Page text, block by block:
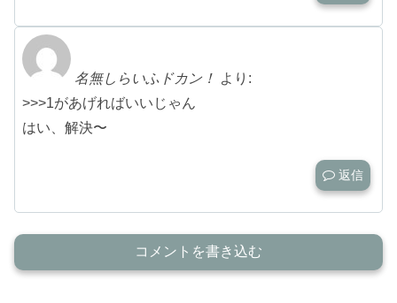
名無しらいふドカン！ より:
>>>1があげればいいじゃん
はい、解決〜
返信
コメントを書き込む